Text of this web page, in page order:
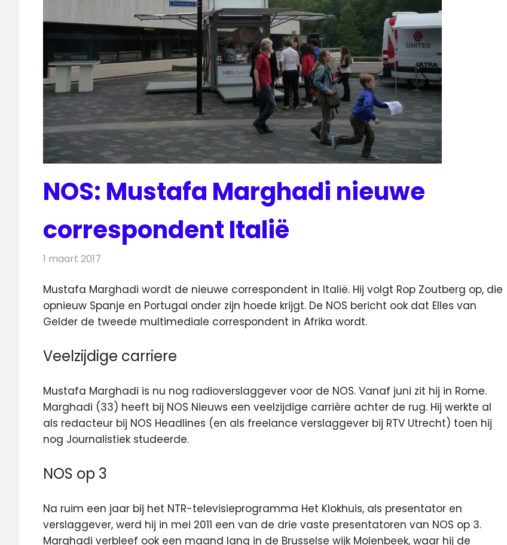
NOS: Mustafa Marghadi nieuwe
correspondent Italië
1 maart 2017
Mustafa Marghadi wordt de nieuwe correspondent in Italië. Hij volgt Rop Zoutberg op, die
opnieuw Spanje en Portugal onder zijn hoede krijgt. De NOS bericht ook dat Elles van
Gelder de tweede multimediale correspondent in Afrika wordt.
Veelzijdige carriere
Mustafa Marghadi is nu nog radioverslaggever voor de NOS. Vanaf juni zit hij in Rome.
Marghadi (33) heeft bij NOS Nieuws een veelzijdige carrière achter de rug. Hij werkte al
als redacteur bij NOS Headlines (en als freelance verslaggever bij RTV Utrecht) toen hij
nog Journalistiek studeerde.
NOS op 3
Na ruim een jaar bij het NTR-televisieprogramma Het Klokhuis, als presentator en
verslaggever, werd hij in mei 2011 een van de drie vaste presentatoren van NOS op 3.
Marghadi verbleef ook een maand lang in de Brusselse wijk Molenbeek, waar hij de